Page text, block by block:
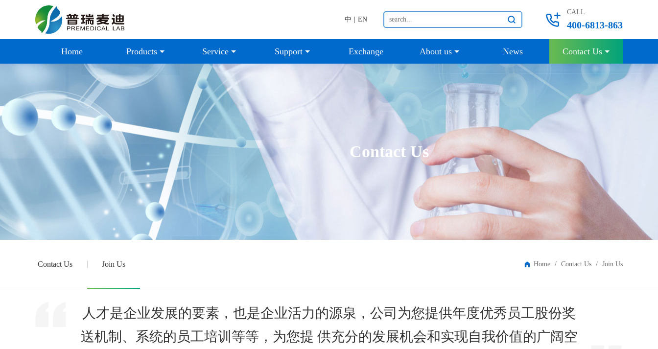
中 EN
CALL
400-6813-863
Home Products Service Support Exchange About us News Contact Us
Contact Us
Home / Contact Us / Join Us
Contact Us Join Us
人才是企业发展的要素，也是企业活力的源泉，公司为您提供年度优秀员工股份奖
送机制、系统的员工培训等等，为您提 供充分的发展机会和实现自我价值的广阔空